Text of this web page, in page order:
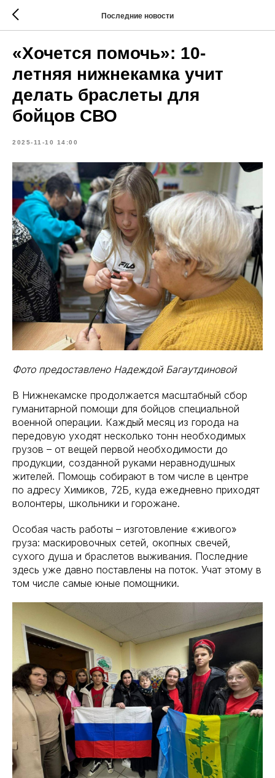
Последние новости
«Хочется помочь»: 10-
летняя нижнекамка учит
делать браслеты для
бойцов СВО
2025-11-10 14:00
Фото предоставлено Надеждой Багаутдиновой
В Нижнекамске продолжается масштабный сбор
гуманитарной помощи для бойцов специальной
военной операции. Каждый месяц из города на
передовую уходят несколько тонн необходимых
грузов – от вещей первой необходимости до
продукции, созданной руками неравнодушных
жителей. Помощь собирают в том числе в центре
по адресу Химиков, 72Б, куда ежедневно приходят
волонтеры, школьники и горожане.
Особая часть работы – изготовление «живого»
груза: маскировочных сетей, окопных свечей,
сухого душа и браслетов выживания. Последние
здесь уже давно поставлены на поток. Учат этому в
том числе самые юные помощники.